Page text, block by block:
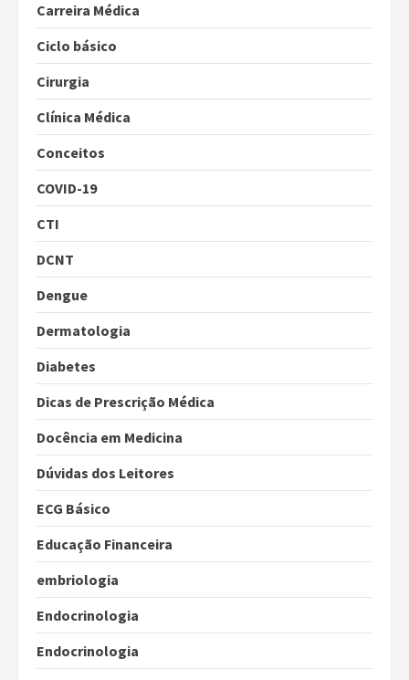
Carreira Médica
Ciclo básico
Cirurgia
Clínica Médica
Conceitos
COVID-19
CTI
DCNT
Dengue
Dermatologia
Diabetes
Dicas de Prescrição Médica
Docência em Medicina
Dúvidas dos Leitores
ECG Básico
Educação Financeira
embriologia
Endocrinologia
Endocrinologia